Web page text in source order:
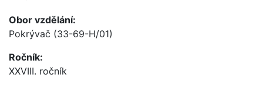
Obor vzdělání:
Pokrývač (33-69-H/01)
Ročník:
XXVIII. ročník